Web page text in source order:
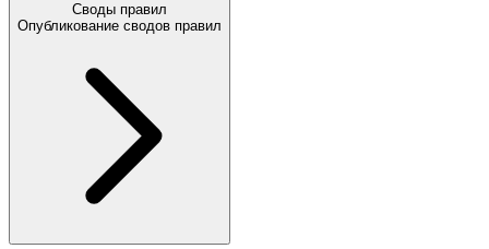
Своды правил
Опубликование сводов правил